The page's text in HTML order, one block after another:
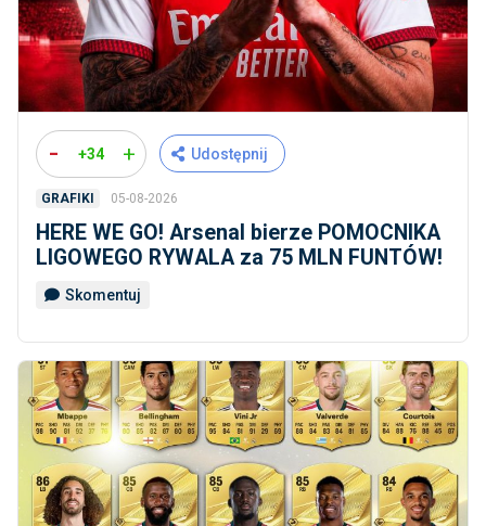
- +34 + Udostępnij
GRAFIKI 05-08-2026
HERE WE GO! Arsenal bierze POMOCNIKA
LIGOWEGO RYWALA za 75 MLN FUNTÓW!
Skomentuj